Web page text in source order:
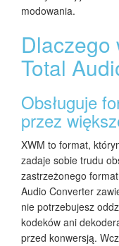
modowania.
Dlaczego
Total
Obsługuje
przez
XWM to format,
zadaje sobie trudu
zastrzeżonego
Audio Converter
nie potrzebujesz
kodeków ani
przed konwersją.